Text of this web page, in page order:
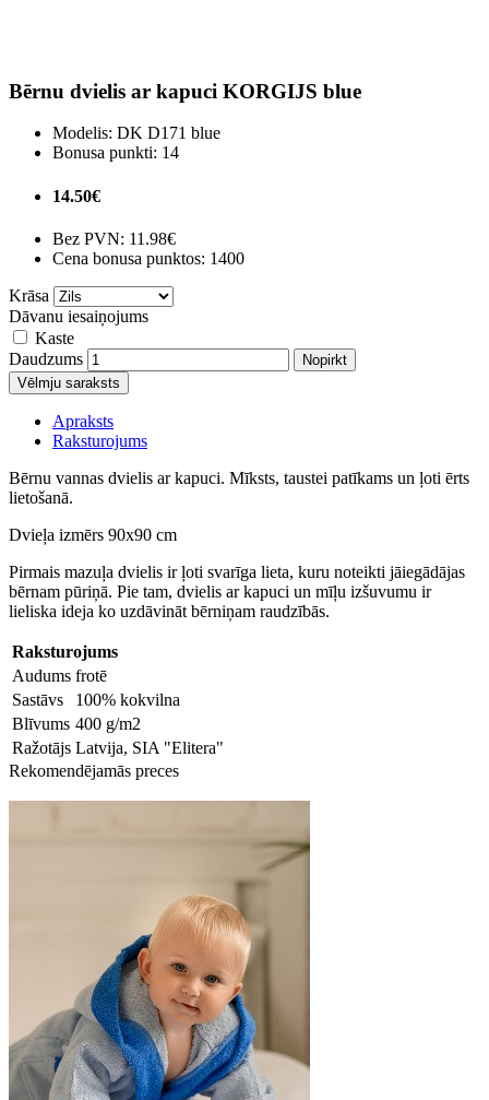
Bērnu dvielis ar kapuci KORGIJS blue
Modelis: DK D171 blue
Bonusa punkti: 14
14.50€
Bez PVN: 11.98€
Cena bonusa punktos: 1400
Krāsa
Dāvanu iesaiņojums
Kaste
Daudzums
Nopirkt
Vēlmju saraksts
Apraksts
Raksturojums
Bērnu vannas dvielis ar kapuci. Mīksts, taustei patīkams un ļoti ērts
lietošanā.
Dvieļa izmērs 90x90 cm
Pirmais mazuļa dvielis ir ļoti svarīga lieta, kuru noteikti jāiegādājas
bērnam pūriņā. Pie tam, dvielis ar kapuci un mīļu izšuvumu ir
lieliska ideja ko uzdāvināt bērniņam raudzībās.
Raksturojums
Audums frotē
Sastāvs
100% kokvilna
Blīvums 400 g/m2
Ražotājs Latvija, SIA "Elitera"
Rekomendējamās preces